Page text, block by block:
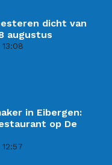
dicht van
augustus
13:08
in Eibergen:
op De
12:57